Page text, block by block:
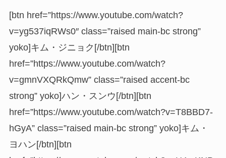
[btn href=”https://www.youtube.com/watch?
v=yg537iqRWs0″ class=”raised main-bc strong”
yoko]キム・ジニョク[/btn][btn
href=”https://www.youtube.com/watch?
v=gmnVXQRkQmw” class=”raised accent-bc
strong” yoko]ハン・スンウ[/btn][btn
href=”https://www.youtube.com/watch?v=T8BBD7-
hGyA” class=”raised main-bc strong” yoko]キム・
ヨハン[/btn][btn